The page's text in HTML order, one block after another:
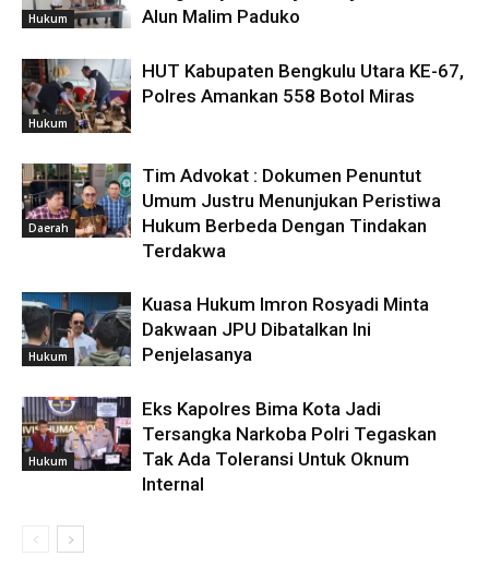
Hukum
Alun Malim Paduko
Hukum
HUT Kabupaten Bengkulu Utara KE-67,
Polres Amankan 558 Botol Miras
Daerah
Tim Advokat : Dokumen Penuntut
Umum Justru Menunjukan Peristiwa
Hukum Berbeda Dengan Tindakan
Terdakwa
Hukum
Kuasa Hukum Imron Rosyadi Minta
Dakwaan JPU Dibatalkan Ini
Penjelasanya
Hukum
Eks Kapolres Bima Kota Jadi
Tersangka Narkoba Polri Tegaskan
Tak Ada Toleransi Untuk Oknum
Internal